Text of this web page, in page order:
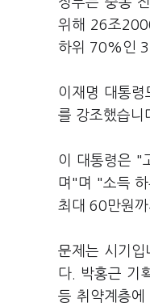
위해 26조
하위 70%인
이재명 대통
를 강조했습니
이 대통령은 "
며"며 "소득
최대 60만원
문제는 시기입
다. 박홍근 기
등 취약계층